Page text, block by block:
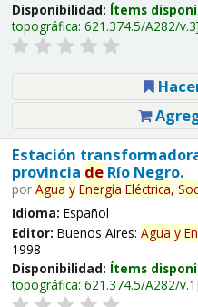
Disponibilidad: Ítems
topográfica: 621.374.5/A282/v.3
Estación
provincia deRío Negro.
por Agua y Energía Eléctrica,
Idioma: Español
Editor: Buenos Aires: Agua y
1998
Disponibilidad: Ítems
topográfica: 621.374.5/A282/v.1